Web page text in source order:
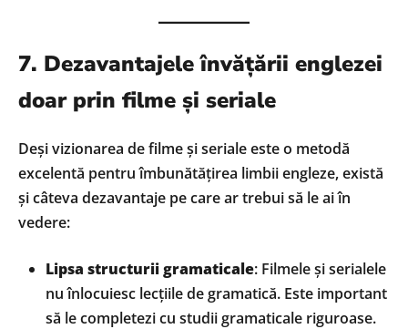
7. Dezavantajele învățării englezei
doar prin filme și seriale
Deși vizionarea de filme și seriale este o metodă
excelentă pentru îmbunătățirea limbii engleze, există
și câteva dezavantaje pe care ar trebui să le ai în
vedere:
Lipsa structurii gramaticale: Filmele și serialele
nu înlocuiesc lecțiile de gramatică. Este important
să le completezi cu studii gramaticale riguroase.